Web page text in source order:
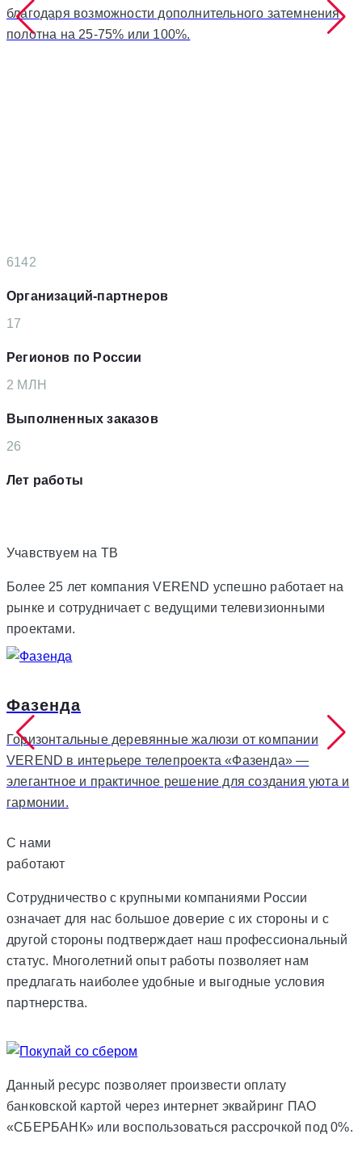
благодаря возможности дополнительного затемнения
полотна на 25-75% или 100%.
6142
Организаций-партнеров
17
Регионов по России
2 MЛН
Выполненных заказов
26
Лет работы
Учавствуем на ТВ
Более 25 лет компания VEREND успешно работает на
рынке и сотрудничает с ведущими телевизионными
проектами.
Фазенда
Горизонтальные деревянные жалюзи от компании
VEREND в интерьере телепроекта «Фазенда» —
элегантное и практичное решение для создания уюта и
гармонии.
С нами
работают
Сотрудничество с крупными компаниями России
означает для нас большое доверие с их стороны и с
другой стороны подтверждает наш профессиональный
статус. Многолетний опыт работы позволяет нам
предлагать наиболее удобные и выгодные условия
партнерства.
Данный ресурс позволяет произвести оплату
банковской картой через интернет эквайринг ПАО
«СБЕРБАНК» или воспользоваться рассрочкой под 0%.